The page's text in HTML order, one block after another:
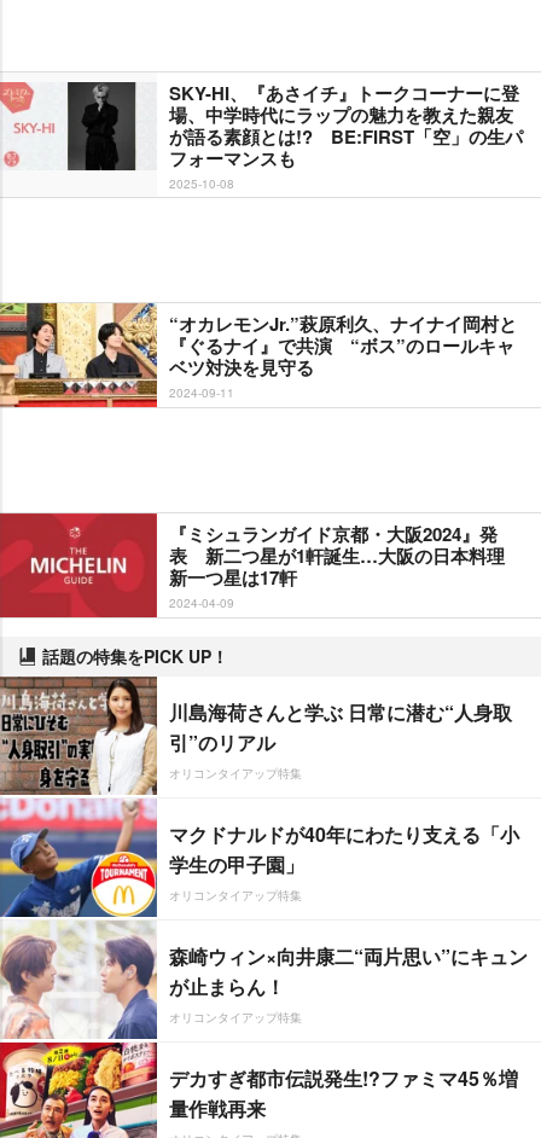
SKY-HI、『あさイチ』トークコーナーに登
場、中学時代にラップの魅力を教えた親友
が語る素顔とは!? BE:FIRST「空」の生パ
フォーマンスも
2025-10-08
“オカレモンJr.”萩原利久、ナイナイ岡村と
『ぐるナイ』で共演 “ボス”のロールキャ
ベツ対決を見守る
2024-09-11
『ミシュランガイド京都・大阪2024』発
表 新二つ星が1軒誕生…大阪の日本料理
新一つ星は17軒
2024-04-09
話題の特集をPICK UP！
川島海荷さんと学ぶ 日常に潜む“人身取
引”のリアル
オリコンタイアップ特集
マクドナルドが40年にわたり支える「小
学生の甲子園」
オリコンタイアップ特集
森崎ウィン×向井康二“両片思い”にキュン
が止まらん！
オリコンタイアップ特集
デカすぎ都市伝説発生!?ファミマ45％増
量作戦再来